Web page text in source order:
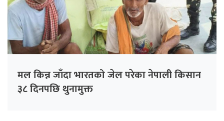
मल किन्न जाँदा भारतको जेल परेका नेपाली किसान
३८ दिनपछि थुनामुक्त